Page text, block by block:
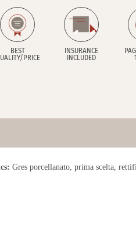
BEST
PRICE
INSURANCE
INCLUDED
Gres porcellanato, prima scelta,